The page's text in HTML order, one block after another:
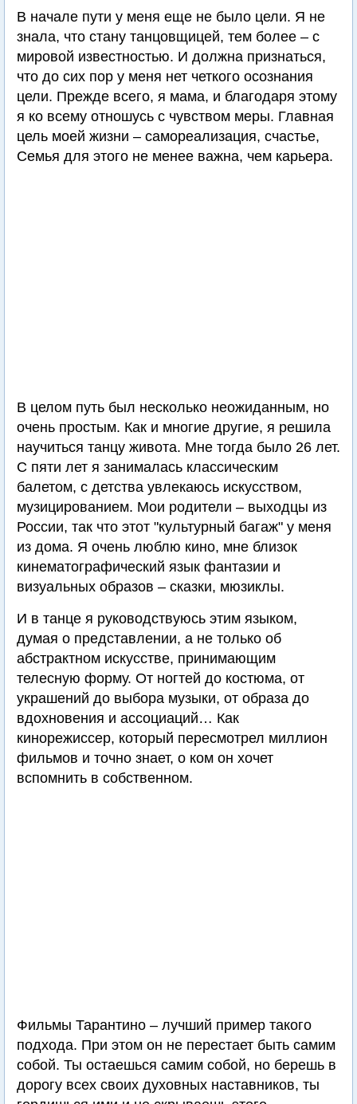
В начале пути у меня еще не было цели. Я не
знала, что стану танцовщицей, тем более – с
мировой известностью. И должна признаться,
что до сих пор у меня нет четкого осознания
цели. Прежде всего, я мама, и благодаря этому
я ко всему отношусь с чувством меры. Главная
цель моей жизни – самореализация, счастье,
Семья для этого не менее важна, чем карьера.
В целом путь был несколько неожиданным, но
очень простым. Как и многие другие, я решила
научиться танцу живота. Мне тогда было 26 лет.
С пяти лет я занималась классическим
балетом, с детства увлекаюсь искусством,
музицированием. Мои родители – выходцы из
России, так что этот "культурный багаж" у меня
из дома. Я очень люблю кино, мне близок
кинематографический язык фантазии и
визуальных образов – сказки, мюзиклы.
И в танце я руководствуюсь этим языком,
думая о представлении, а не только об
абстрактном искусстве, принимающим
телесную форму. От ногтей до костюма, от
украшений до выбора музыки, от образа до
вдохновения и ассоциаций… Как
кинорежиссер, который пересмотрел миллион
фильмов и точно знает, о ком он хочет
вспомнить в собственном.
Фильмы Тарантино – лучший пример такого
подхода. При этом он не перестает быть самим
собой. Ты остаешься самим собой, но берешь в
дорогу всех своих духовных наставников, ты